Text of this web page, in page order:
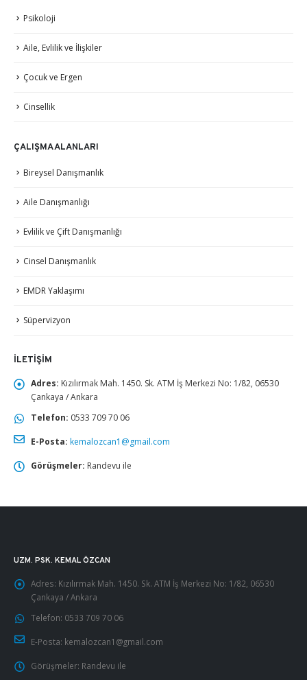
Psikoloji
Aile, Evlilik ve İlişkiler
Çocuk ve Ergen
Cinsellik
ÇALIŞMA ALANLARI
Bireysel Danışmanlık
Aile Danışmanlığı
Evlilik ve Çift Danışmanlığı
Cinsel Danışmanlık
EMDR Yaklaşımı
Süpervizyon
İLETIŞIM
Adres: Kızılırmak Mah. 1450. Sk. ATM İş Merkezi No: 1/82, 06530
Çankaya / Ankara
Telefon: 0533 709 70 06
E-Posta: kemalozcan1@gmail.com
Görüşmeler: Randevu ile
UZM. PSK. KEMAL ÖZCAN
Adres: Kızılırmak Mah. 1450. Sk. ATM İş Merkezi No: 1/82, 06530
Çankaya / Ankara
Telefon: 0533 709 70 06
E-Posta: kemalozcan1@gmail.com
Görüşmeler: Randevu ile